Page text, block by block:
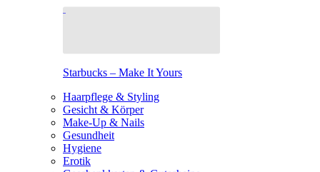
Starbucks – Make It Yours
Haarpflege & Styling
Gesicht & Körper
Make-Up & Nails
Gesundheit
Hygiene
Erotik